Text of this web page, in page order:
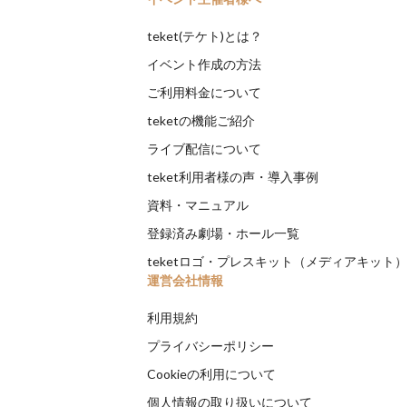
teket(テケト)とは？
イベント作成の方法
ご利用料金について
teketの機能ご紹介
ライブ配信について
teket利用者様の声・導入事例
資料・マニュアル
登録済み劇場・ホール一覧
teketロゴ・プレスキット（メディアキット）
運営会社情報
利用規約
プライバシーポリシー
Cookieの利用について
個人情報の取り扱いについて